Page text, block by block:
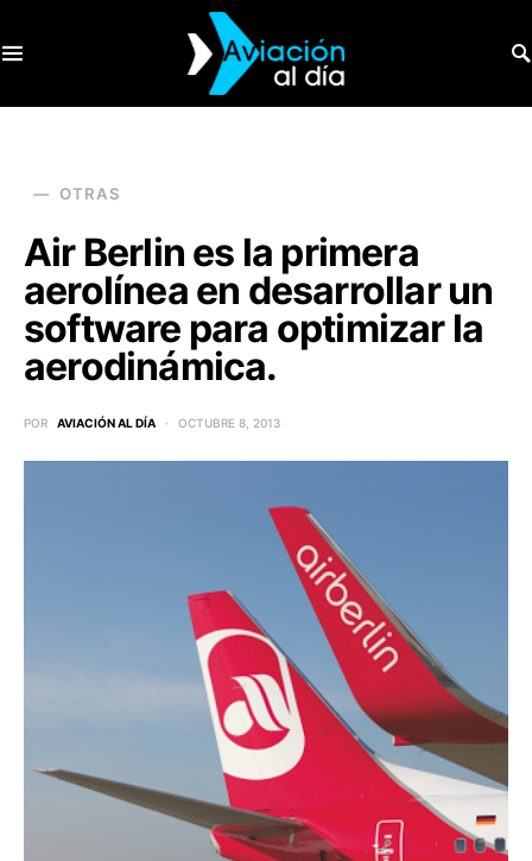
OTRAS
Air Berlin es la primera
aerolínea en desarrollar un
software para optimizar la
aerodinámica.
POR AVIACIÓN AL DÍA OCTUBRE 8, 2013